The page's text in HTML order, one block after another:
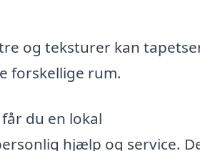
og teksturer kan
forskellige rum.
du en lokal
hjælp og service.